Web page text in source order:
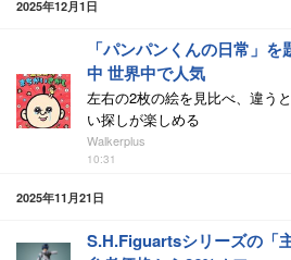
2025年12月1日
「パンパンくんの日常」
中 世界中で人気
左右の2枚の絵を見比べ、違う
い探しが楽しめる
Walkerplus
10:31
2025年11月21日
S.H.Figuartsシリーズの「